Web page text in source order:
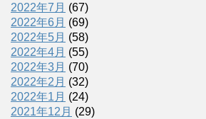
2022年7月 (67)
2022年6月 (69)
2022年5月 (58)
2022年4月 (55)
2022年3月 (70)
2022年2月 (32)
2022年1月 (24)
2021年12月 (29)